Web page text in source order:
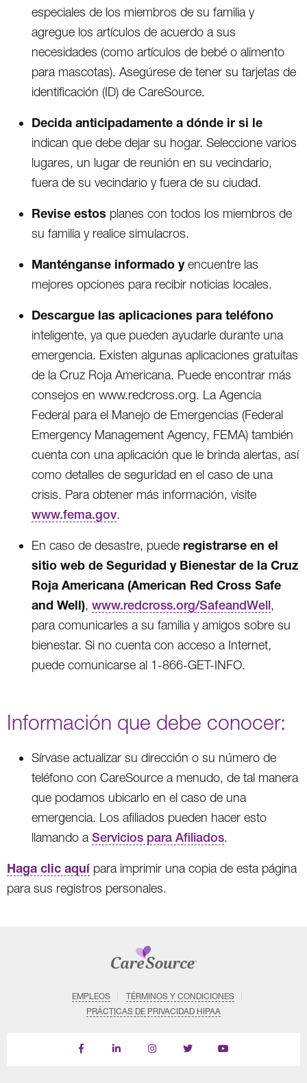
especiales de los miembros de su familia y
agregue los artículos de acuerdo a sus
necesidades (como artículos de bebé o alimento
para mascotas). Asegúrese de tener su tarjetas de
identificación (ID) de CareSource.
Decida anticipadamente a dónde ir si le
indican que debe dejar su hogar. Seleccione varios
lugares, un lugar de reunión en su vecindario,
fuera de su vecindario y fuera de su ciudad.
Revise estos planes con todos los miembros de
su familia y realice simulacros.
Manténganse informado yencuentre las
mejores opciones para recibir noticias locales.
Descargue las aplicaciones para teléfono
inteligente, ya que pueden ayudarle durante una
emergencia. Existen algunas aplicaciones gratuitas
de la Cruz Roja Americana. Puede encontrar más
consejos en www.redcross.org. La Agencia
Federal para el Manejo de Emergencias (Federal
Emergency Management Agency, FEMA) también
cuenta con una aplicación que le brinda alertas, así
como detalles de seguridad en el caso de una
crisis. Para obtener más información, visite
www.fema.gov.
En caso de desastre, puede registrarse en el
sitio web de Seguridad y Bienestar de la Cruz
Roja Americana (American Red Cross Safe
and Well), www.redcross.org/SafeandWell,
para comunicarles a su familia y amigos sobre su
bienestar. Si no cuenta con acceso a Internet,
puede comunicarse al 1-866-GET-INFO.
Información que debe conocer:
Sírvase actualizar su dirección o su número de
teléfono con CareSource a menudo, de tal manera
que podamos ubicarlo en el caso de una
emergencia. Los afiliados pueden hacer esto
llamando a Servicios para Afiliados.
Haga clic aquípara imprimir una copia de esta página
para sus registros personales.
EMPLEOS
TÉRMINOS Y CONDICIONES
PRÁCTICAS DE PRIVACIDAD HIPAA
Find
Follow
Follow
Follow
Subscribe